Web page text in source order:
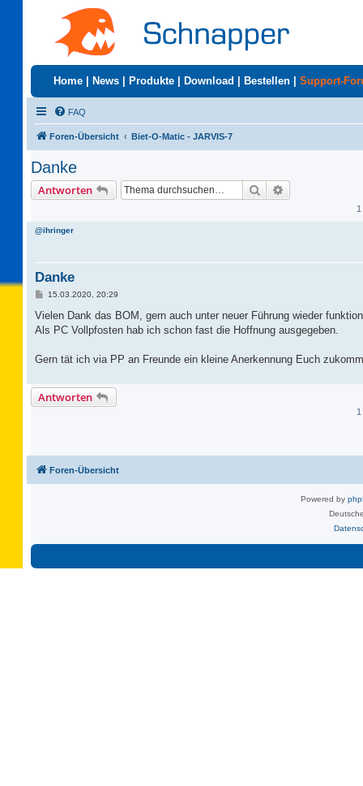
Home News Produkte Download Bestellen Support-
FAQ
Foren-Übersicht Biet-O-Matic - JARVIS-7
Danke
Antworten Suche
@ihringer
Danke
B
i
r
15.03.2020, 20:29
Vielen Dank das BOM, gern auch unter neuer Führung wieder
Als PC Vollpfosten hab ich schon fast die Hoffnung ausgegeben.
Gern tät ich via PP an Freunde ein kleine Anerkennung Euch
Antworten
Foren-Übersicht
Powered by